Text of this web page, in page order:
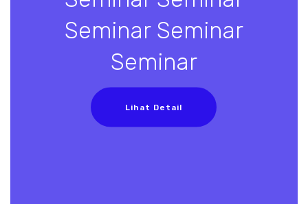
Seminar Seminar
Seminar
Lihat Detail